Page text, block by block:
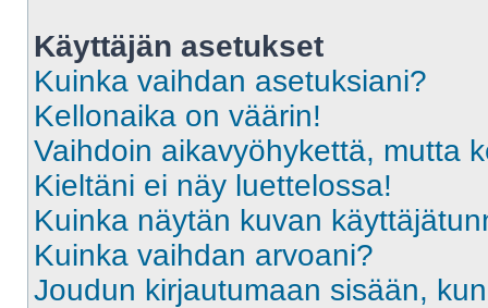
Käyttäjän asetukset
Kuinka vaihdan asetuksiani?
Kellonaika on väärin!
Vaihdoin aikavyöhykettä, mutta
Kieltäni ei näy luettelossa!
Kuinka näytän kuvan
Kuinka vaihdan arvoani?
Joudun kirjautumaan sisään,